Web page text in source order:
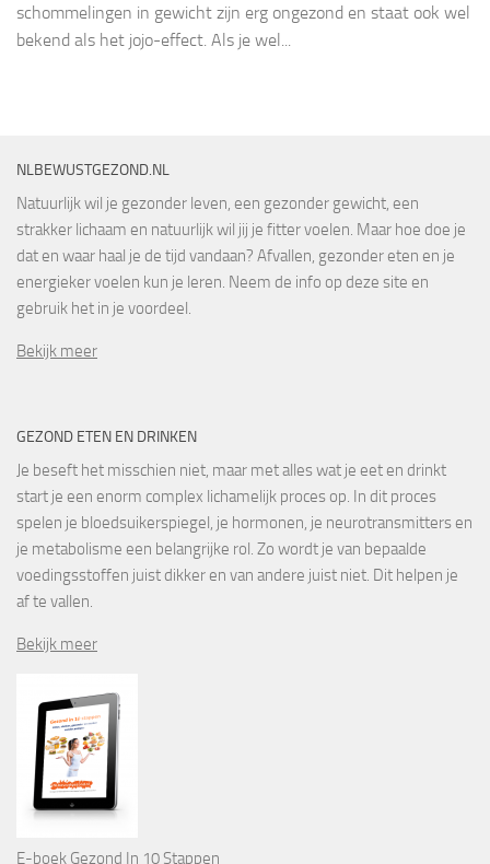
schommelingen in gewicht zijn erg ongezond en staat ook wel
bekend als het jojo-effect. Als je wel...
NLBEWUSTGEZOND.NL
Natuurlijk wil je gezonder leven, een gezonder gewicht, een
strakker lichaam en natuurlijk wil jij je fitter voelen. Maar hoe doe je
dat en waar haal je de tijd vandaan? Afvallen, gezonder eten en je
energieker voelen kun je leren. Neem de info op deze site en
gebruik het in je voordeel.
Bekijk meer
GEZOND ETEN EN DRINKEN
Je beseft het misschien niet, maar met alles wat je eet en drinkt
start je een enorm complex lichamelijk proces op. In dit proces
spelen je bloedsuikerspiegel, je hormonen, je neurotransmitters en
je metabolisme een belangrijke rol. Zo wordt je van bepaalde
voedingsstoffen juist dikker en van andere juist niet. Dit helpen je
af te vallen.
Bekijk meer
E-boek Gezond In 10 Stappen